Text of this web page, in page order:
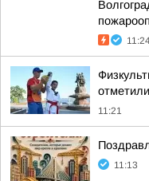
11:21
11:13